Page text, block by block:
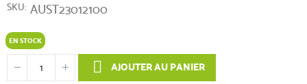
SKU AUST23012100
EN STOCK
AJOUTER AU PANIER